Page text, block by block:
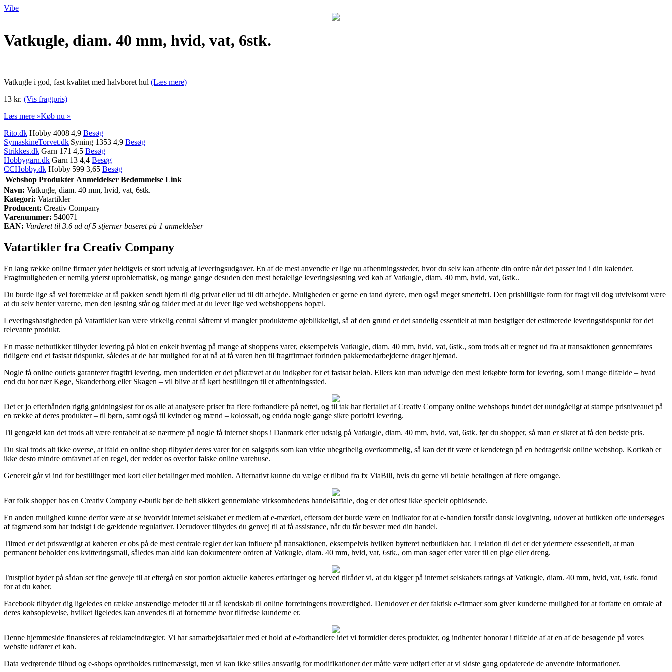
Vibe
Vatkugle, diam. 40 mm, hvid, vat, 6stk.
Vatkugle i god, fast kvalitet med halvboret hul (Læs mere)
13 kr. (Vis fragtpris)
Læs mere »Køb nu »
Rito.dk Hobby 4008 4,9 Besøg
SymaskineTorvet.dk Syning 1353 4,9 Besøg
Strikkes.dk Garn 171 4,5 Besøg
Hobbygarn.dk Garn 13 4,4 Besøg
CCHobby.dk Hobby 599 3,65 Besøg
Webshop Produkter Anmeldelser Bedømmelse Link
Navn: Vatkugle, diam. 40 mm, hvid, vat, 6stk.
Kategori: Vatartikler
Producent: Creativ Company
Varenummer: 540071
EAN: Vurderet til 3.6 ud af 5 stjerner baseret på 1 anmeldelser
Vatartikler fra Creativ Company
En lang række online firmaer yder heldigvis et stort udvalg af leveringsudgaver. En af de mest anvendte er lige nu afhentningssteder, hvor du selv kan afhente din ordre når det passer ind i din kalender.
Fragtmuligheden er nemlig yderst uproblematisk, og mange gange desuden den mest betalelige leveringsløsning ved køb af Vatkugle, diam. 40 mm, hvid, vat, 6stk..
Du burde lige så vel foretrække at få pakken sendt hjem til dig privat eller ud til dit arbejde. Muligheden er gerne en tand dyrere, men også meget smertefri. Den prisbilligste form for fragt vil dog utvivlsomt være
at du selv henter varerne, men den løsning står og falder med at du lever lige ved webshoppens bopæl.
Leveringshastigheden på Vatartikler kan være virkelig central såfremt vi mangler produkterne øjeblikkeligt, så af den grund er det sandelig essentielt at man besigtiger det estimerede leveringstidspunkt for det
relevante produkt.
En masse netbutikker tilbyder levering på blot en enkelt hverdag på mange af shoppens varer, eksempelvis Vatkugle, diam. 40 mm, hvid, vat, 6stk., som trods alt er regnet ud fra at transaktionen gennemføres
tidligere end et fastsat tidspunkt, således at de har mulighed for at nå at få varen hen til fragtfirmaet forinden pakkemedarbejderne drager hjemad.
Nogle få online outlets garanterer fragtfri levering, men undertiden er det påkrævet at du indkøber for et fastsat beløb. Ellers kan man udvælge den mest letkøbte form for levering, som i mange tilfælde – hvad
end du bor nær Køge, Skanderborg eller Skagen – vil blive at få kørt bestillingen til et afhentningssted.
Det er jo efterhånden rigtig gnidningsløst for os alle at analysere priser fra flere forhandlere på nettet, og til tak har flertallet af Creativ Company online webshops fundet det uundgåeligt at stampe prisniveauet på
en række af deres produkter – til børn, samt også til kvinder og mænd – kolossalt, og endda nogle gange sikre portofri levering.
Til gengæld kan det trods alt være rentabelt at se nærmere på nogle få internet shops i Danmark efter udsalg på Vatkugle, diam. 40 mm, hvid, vat, 6stk. før du shopper, så man er sikret at få den bedste pris.
Du skal trods alt ikke overse, at ifald en online shop tilbyder deres varer for en salgspris som kan virke ubegribelig overkommelig, så kan det tit være et kendetegn på en bedragerisk online webshop. Kortkøb er
ikke desto mindre omfavnet af en regel, der redder os overfor falske online varehuse.
Generelt går vi ind for bestillinger med kort eller betalinger med mobilen. Alternativt kunne du vælge et tilbud fra fx ViaBill, hvis du gerne vil betale betalingen af flere omgange.
Før folk shopper hos en Creativ Company e-butik bør de helt sikkert gennemløbe virksomhedens handelsaftale, dog er det oftest ikke specielt ophidsende.
En anden mulighed kunne derfor være at se hvorvidt internet selskabet er medlem af e-mærket, eftersom det burde være en indikator for at e-handlen forstår dansk lovgivning, udover at butikken ofte undersøges
af fagmænd som har indsigt i de gældende regulativer. Derudover tilbydes du genvej til at få assistance, når du får besvær med din handel.
Tilmed er det prisværdigt at køberen er obs på de mest centrale regler der kan influere på transaktionen, eksempelvis hvilken bytteret netbutikken har. I relation til det er det ydermere essesentielt, at man
permanent beholder ens kvitteringsmail, således man altid kan dokumentere ordren af Vatkugle, diam. 40 mm, hvid, vat, 6stk., om man søger efter varer til en pige eller dreng.
Trustpilot byder på sådan set fine genveje til at eftergå en stor portion aktuelle køberes erfaringer og herved tilråder vi, at du kigger på internet selskabets ratings af Vatkugle, diam. 40 mm, hvid, vat, 6stk. forud
for at du køber.
Facebook tilbyder dig ligeledes en række anstændige metoder til at få kendskab til online forretningens troværdighed. Derudover er der faktisk e-firmaer som giver kunderne mulighed for at forfatte en omtale af
deres købsoplevelse, hvilket ligeledes kan anvendes til at fornemme hvor tilfredse kunderne er.
Denne hjemmeside finansieres af reklameindtægter. Vi har samarbejdsaftaler med et hold af e-forhandlere idet vi formidler deres produkter, og indhenter honorar i tilfælde af at en af de besøgende på vores
website udfører et køb.
Data vedrørende tilbud og e-shops opretholdes rutinemæssigt, men vi kan ikke stilles ansvarlig for modifikationer der måtte være udført efter at vi sidste gang opdaterede de anvendte informationer.